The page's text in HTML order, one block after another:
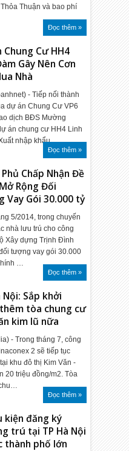
Thuận và bao phí
Đọc thêm »
Chung Cư HH4
Gây Nên Cơn
Nhà
- Tiếp nối thành
dự án Chung Cư VP6
dịch BĐS Mường
án chung cư HH4 Linh
nhập khẩu…
Đọc thêm »
Phủ Chấp Nhận Đề
Rộng Đối
Vay Gói 30.000 tỷ
5/2014, trong chuyến
nhà lưu trú cho công
Xây dựng Trịnh Đình
tượng vay gói 30.000
…
Đọc thêm »
Nội: Sắp khởi
tòa chung cư
kim lũ nữa
- Trong tháng 7, công
2 sẽ tiếp tục
khu đô thị Kim Văn -
20 triệu đồng/m2. Tòa
Đọc thêm »
kiện đăng ký
trú tại TP Hà Nội
thành phố lớn